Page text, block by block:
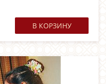
В КОРЗИНУ